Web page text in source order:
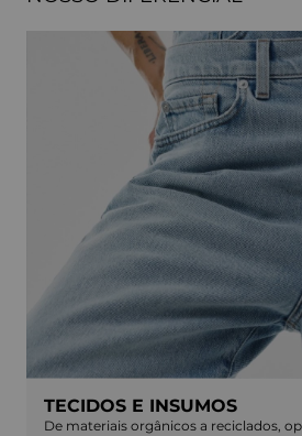
TECIDOS E INSUMOS
De materiais orgânicos a reciclados,